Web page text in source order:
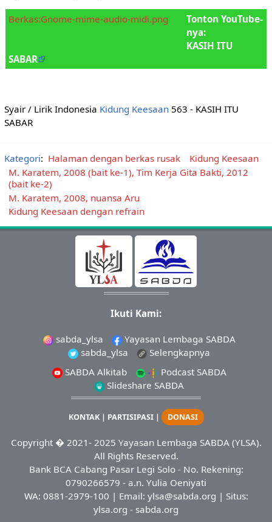
Berkas:Gnome-mime-audio-midi.png
Tonton YouTube-
nya:
KASIH ITU
SABAR
Syair / Lirik Indonesia Kidung Keesaan563 - KASIH ITU
SABAR
Kategori: Halaman dengan berkas rusak
Kidung Keesaan
M. Karatem, 2008 (bait ke-1), Tim Kerja Gita Bakti, 2012
(bait ke-2)
M. Karatem, 2008, nuansa Aru
Kidung Keesaan dengan refrain
Ikuti Kami:
sabda_ylsa
Yayasan Lembaga SABDA
sabda_ylsa
Selengkapnya
SABDA Alkitab
Podcast SABDA
Slideshare SABDA
KONTAK| PARTISIPASI| DONASI
Copyright� 2021- 2025 Yayasan Lembaga SABDA (YLSA).
All Rights Reserved.
Bank BCA Cabang Pasar Legi Solo - No. Rekening:
0790266579 - a.n. Yulia Oeniyati
WA: 0881-2979-100 | Email: ylsa@sabda.org | Situs:
ylsa.org - sabda.org